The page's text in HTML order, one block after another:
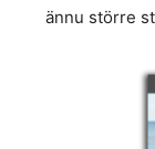
ännu större